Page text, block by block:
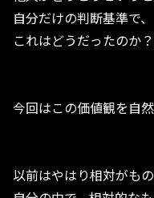
自分だけの判断基準で
これはどうだったのか
今回はこの価値観を自
以前はやはり相対がも